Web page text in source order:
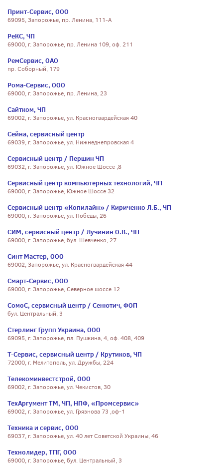
Принт-Сервис, ООО
69095, Запорожье, пр. Ленина, 111-А
РеКС, ЧП
69000, г. Запорожье, пр. Ленина 109, оф. 211
РемСервис, ОАО
пр. Соборный, 179
Рома-Сервис, ООО
69000, г. Запорожье, пр. Ленина, 23
Сайтком, ЧП
69002, г. Запорожье, ул. Красногвардейская 40
Сейна, сервисный центр
69039, г. Запорожье, ул. Нижнеднепровская 4
Сервисный центр / Першин ЧП
69032, г. Запорожье, ул. Южное Шоссе ,8
Сервисный центр компьютерных технологий, ЧП
69000, г. Запорожье, Южное Шоссе 32
Сервисный центр «Копилайн» / Кириченко Л.Б., ЧП
69000, г. Запорожье, ул. Победы, 26
СИМ, сервисный центр / Лучинин О.В., ЧП
69000, г. Запорожье, бул. Шевченко, 27
Синт Мастер, ООО
69002, Запорожье, ул. Красногвардейская 44
Смарт-Сервис, ООО
69000, г. Запорожье, Северное шоссе 12
СомоС, сервисный центр / Сенютич, ФОП
бул. Центральный, 3
Стерлинг Групп Украина, ООО
69095, г. Запорожье, пл. Пушкина, 4, оф. 408, 409
Т-Сервис, сервисный центр / Крутиков, ЧП
72000, г. Мелитополь, ул. Дружбы, 224
Телекоминвестстрой, ООО
69002, г. Запорожье, ул. Чекистов, 30
ТехАргумент ТМ, ЧП, НПФ, «Промсервис»
69002, г. Запорожье, ул. Грязнова 73 ,оф-1
Техника и сервис, ООО
69037, г. Запорожье, ул. 40 лет Советской Украины, 46
Технолидер, ТПГ, ООО
69000, г. Запорожье, бул. Центральный, 3